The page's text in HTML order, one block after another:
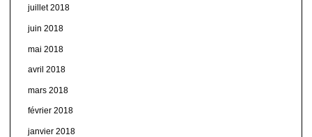
juillet 2018
juin 2018
mai 2018
avril 2018
mars 2018
février 2018
janvier 2018